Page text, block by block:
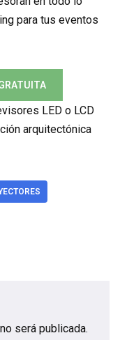
para tus eventos
LED o LCD
arquitectónica
será publicada.